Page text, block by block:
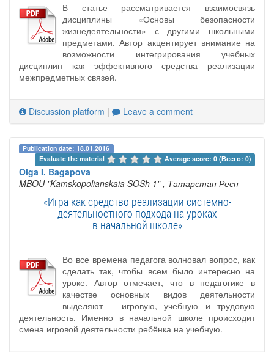
В статье рассматривается взаимосвязь
дисциплины «Основы безопасности
жизнедеятельности» с другими школьными
предметами. Автор акцентирует внимание на
возможности интегрирования учебных
дисциплин как эффективного средства реализации
межпредметных связей.
Discussion platform | Leave a comment
Publication date: 18.01.2016
Evaluate the material
Average score: 0 (Всего: 0)
Olga I. Bagapova
MBOU "Kamskopolianskaia SOSh 1" , Татарстан Респ
«Игра как средство реализации системно-
деятельностного подхода на уроках
в начальной школе»
Во все времена педагога волновал вопрос, как
сделать так, чтобы всем было интересно на
уроке. Автор отмечает, что в педагогике в
качестве основных видов деятельности
выделяют – игровую, учебную и трудовую
деятельность. Именно в начальной школе происходит
смена игровой деятельности ребёнка на учебную.